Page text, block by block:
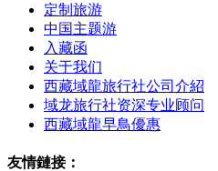
定制旅游
中国主题游
入藏函
关于我们
西藏域龍旅行社公司介紹
域龙旅行社资深专业顾问
西藏域龍早鳥優惠
友情鏈接：